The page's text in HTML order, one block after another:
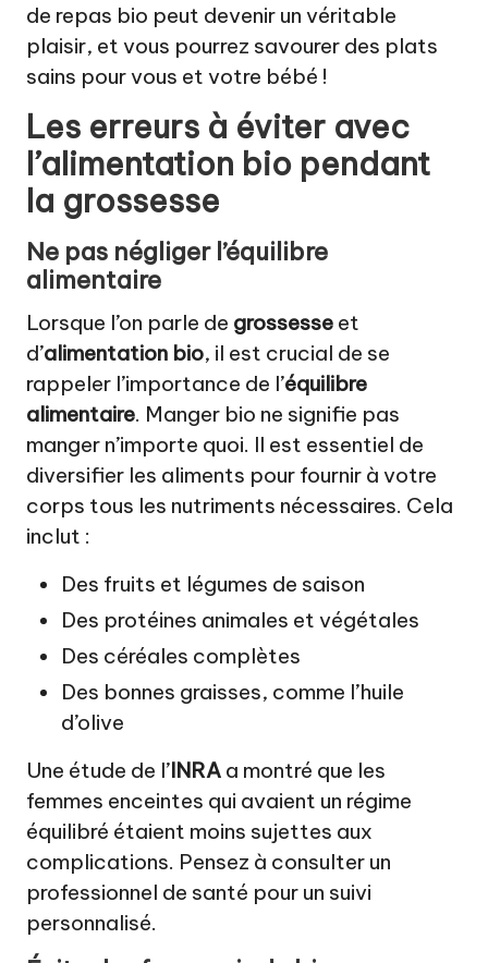
de repas bio peut devenir un véritable
plaisir, et vous pourrez savourer des plats
sains pour vous et votre bébé !
Les erreurs à éviter avec
l’alimentation bio pendant
la grossesse
Ne pas négliger l’équilibre
alimentaire
Lorsque l’on parle de grossesse et
d’alimentation bio, il est crucial de se
rappeler l’importance de l’équilibre
alimentaire. Manger bio ne signifie pas
manger n’importe quoi. Il est essentiel de
diversifier les aliments pour fournir à votre
corps tous les nutriments nécessaires. Cela
inclut :
Des fruits et légumes de saison
Des protéines animales et végétales
Des céréales complètes
Des bonnes graisses, comme l’huile
d’olive
Une étude de l’INRA a montré que les
femmes enceintes qui avaient un régime
équilibré étaient moins sujettes aux
complications. Pensez à consulter un
professionnel de santé pour un suivi
personnalisé.